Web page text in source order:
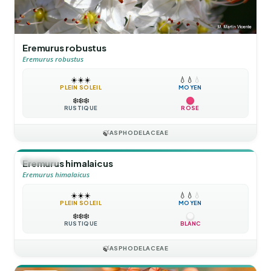
Eremurus robustus
Eremurus robustus
☀️☀️☀️
PLEIN SOLEIL
💧 💧 💧
MOYEN
❄️❄️❄️
RUSTIQUE ROSE
🍃ASPHODELACEAE
🪴VIVACE
Eremurus himalaicus
Eremurus himalaicus
☀️☀️☀️
PLEIN SOLEIL
💧 💧 💧
MOYEN
❄️❄️❄️
RUSTIQUE BLANC
🍃ASPHODELACEAE